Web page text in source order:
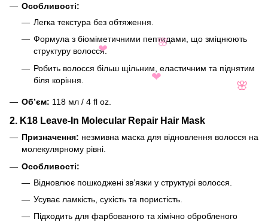
Особливості:
Легка текстура без обтяження.
Формула з біоміметичними пептидами, що зміцнюють
структуру волосся.
Робить волосся більш щільним, еластичним та піднятим
біля коріння.
Об’єм: 118 мл / 4 fl oz.
2. K18 Leave-In Molecular Repair Hair Mask
Призначення: незмивна маска для відновлення волосся на
молекулярному рівні.
Особливості:
Відновлює пошкоджені зв’язки у структурі волосся.
Усуває ламкість, сухість та пористість.
Підходить для фарбованого та хімічно обробленого
❤